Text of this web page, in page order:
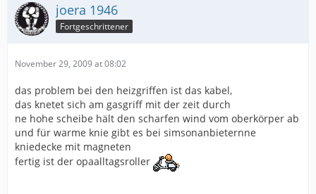
joera 1946
Fortgeschrittener
November 29, 2009 at 08:02
das problem bei den heizgriffen ist das kabel,
das knetet sich am gasgriff mit der zeit durch
ne hohe scheibe hält den scharfen wind vom oberkörper ab
und für warme knie gibt es bei simsonanbieternne
kniedecke mit magneten
fertig ist der opaalltagsroller